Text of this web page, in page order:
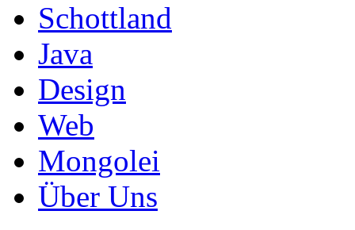
Schottland
Java
Design
Web
Mongolei
Über Uns